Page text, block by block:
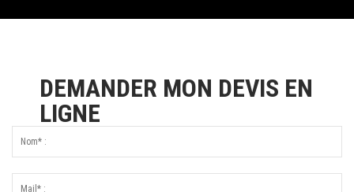
DEMANDER MON DEVIS EN
LIGNE